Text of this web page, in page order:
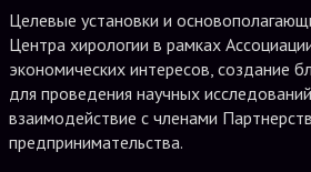
Целевые установки и
Центра хирологии в рамках
экономических интересов, создание
для проведения научных
взаимодействие с членами
предпринимательства.